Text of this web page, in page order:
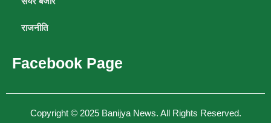
राजनीति
Facebook Page
Copyright © 2025 Banijya News. All Rights Reserved.